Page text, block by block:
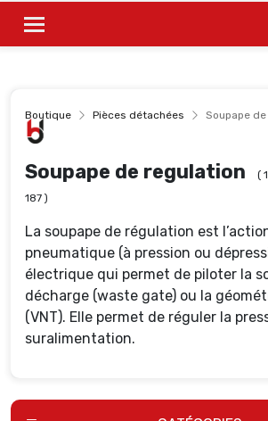
Boutique Pièces détachées Soupape
Soupape de regulation
(
187 )
La soupape de régulation est
pneumatique (à pression ou
électrique qui permet de piloter la
décharge (waste gate) ou la
(VNT). Elle permet de réguler la
suralimentation.